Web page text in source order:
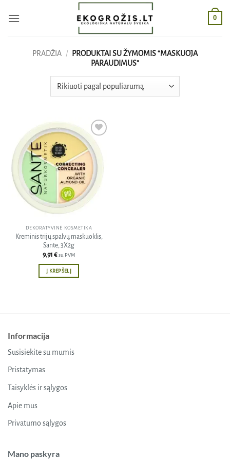
0
PRADŽIA /
PRODUKTAI SU ŽYMOMIS “MASKUOJA
PARAUDIMUS”
Pridėti
į norų
sąrašą
DEKORATYVINĖ KOSMETIKA
Kreminis trijų spalvų maskuoklis,
Sante, 3X2g
9,91 € su PVM
Į KREPŠELĮ
Informacija
Susisiekite su mumis
Pristatymas
Taisyklės ir sąlygos
Apie mus
Privatumo sąlygos
Mano paskyra